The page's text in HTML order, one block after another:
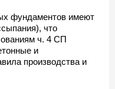
фундаментов имеют
что
ч. 4 СП
и
производства и